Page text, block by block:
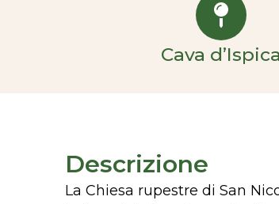
Cava d’Ispica
Descrizione
La Chiesa rupestre di San